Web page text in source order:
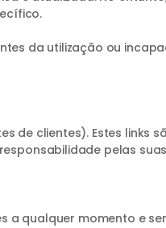
da utilização ou
de clientes). Estes links
pelas
qualquer momento e